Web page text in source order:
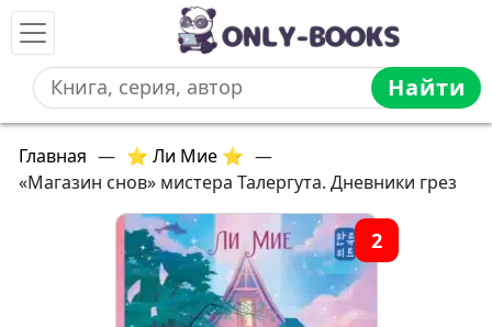
Найти
Главная — ⭐ Ли Мие ⭐ —
«Магазин снов» мистера Талергута. Дневники грез
2